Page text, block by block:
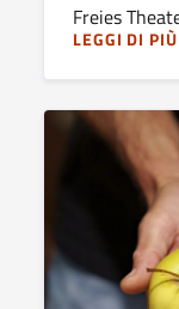
Freies
LEGGI DI PIÙ